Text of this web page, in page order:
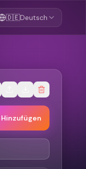
🇩🇪Deutsch
Hinzufügen